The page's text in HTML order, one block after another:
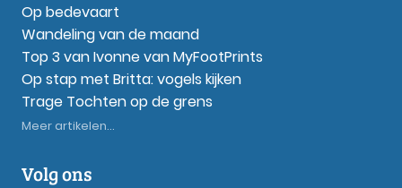
Op bedevaart
Wandeling van de maand
Top 3 van Ivonne van MyFootPrints
Op stap met Britta: vogels kijken
Trage Tochten op de grens
Meer artikelen...
Volg ons